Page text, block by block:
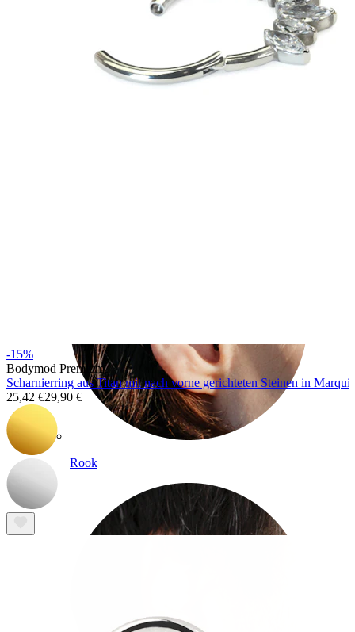
Rook
-15%
Bodymod Premium
Scharnierring aus Titan mit nach vorne gerichteten Steinen in
25,42 €29,90 €